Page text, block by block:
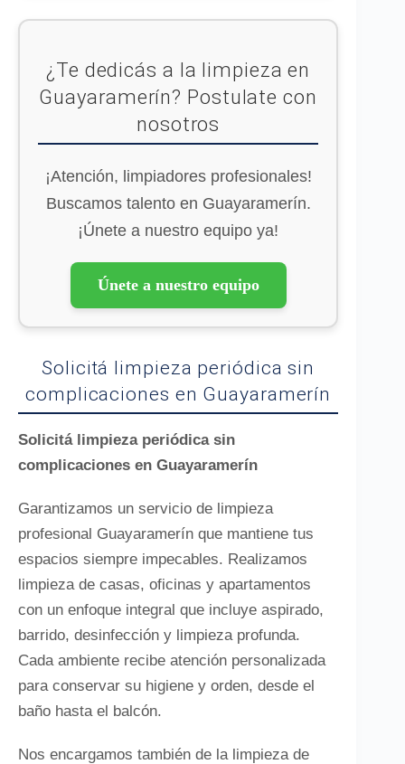
¿Te dedicás a la limpieza en
Guayaramerín? Postulate con
nosotros
¡Atención, limpiadores profesionales!
Buscamos talento en Guayaramerín.
¡Únete a nuestro equipo ya!
Únete a nuestro equipo
Solicitá limpieza periódica sin
complicaciones en Guayaramerín
Solicitá limpieza periódica sin
complicaciones en Guayaramerín
Garantizamos un servicio de limpieza
profesional Guayaramerín que mantiene tus
espacios siempre impecables. Realizamos
limpieza de casas, oficinas y apartamentos
con un enfoque integral que incluye aspirado,
barrido, desinfección y limpieza profunda.
Cada ambiente recibe atención personalizada
para conservar su higiene y orden, desde el
baño hasta el balcón.
Nos encargamos también de la limpieza de